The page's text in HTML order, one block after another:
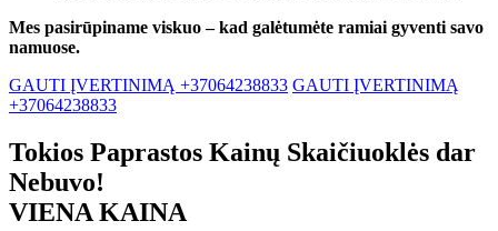
Mes pasirūpiname viskuo – kad galėtumėte ramiai gyventi savo
namuose.
GAUTI ĮVERTINIMĄ +37064238833 GAUTI ĮVERTINIMĄ
+37064238833
Tokios Paprastos Kainų Skaičiuoklės dar
Nebuvo!
VIENA KAINA